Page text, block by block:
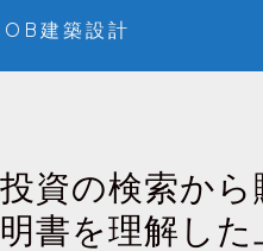
建築設計
資の検索か
書を理解し